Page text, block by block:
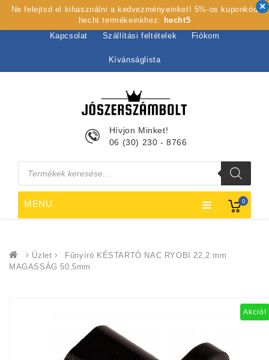
Kezdőlap Rólunk Webshop Szolgáltatások
Kapcsolat Szállítási feltételek Fiókom
Kívánságlista
0
Hívjon Minket!
06 (30) 230 - 8766
Products
search
MENU
Üzlet
Fűnyíró KÉSTARTÓ NAC RYOBI 22,2 mm
MAGASSÁG 50,5mm
Akció!
Ne felejtsd el kihasználni a kedvezményeinket! 5%-os kuponkód
hecht termékeinkhez: hecht5